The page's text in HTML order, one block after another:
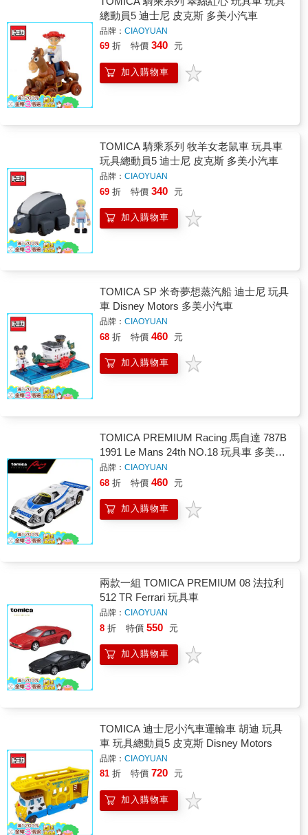
總動員5 迪士尼 皮克斯 多美小汽車
品牌： CIAOYUAN
69 折 特價 340 元
加入購物車
TOMICA 騎乘系列 牧羊女老鼠車 玩具車
玩具總動員5 迪士尼 皮克斯 多美小汽車
品牌： CIAOYUAN
69 折 特價 340 元
加入購物車
TOMICA SP 米奇夢想蒸汽船 迪士尼 玩具
車 Disney Motors 多美小汽車
品牌： CIAOYUAN
68 折 特價 460 元
加入購物車
TOMICA PREMIUM Racing 馬自達 787B
1991 Le Mans 24th NO.18 玩具車 多美小
汽車
品牌： CIAOYUAN
68 折 特價 460 元
加入購物車
兩款一組 TOMICA PREMIUM 08 法拉利
512 TR Ferrari 玩具車
品牌： CIAOYUAN
8 折 特價 550 元
加入購物車
TOMICA 迪士尼小汽車運輸車 胡迪 玩具
車 玩具總動員5 皮克斯 Disney Motors
品牌： CIAOYUAN
81 折 特價 720 元
加入購物車